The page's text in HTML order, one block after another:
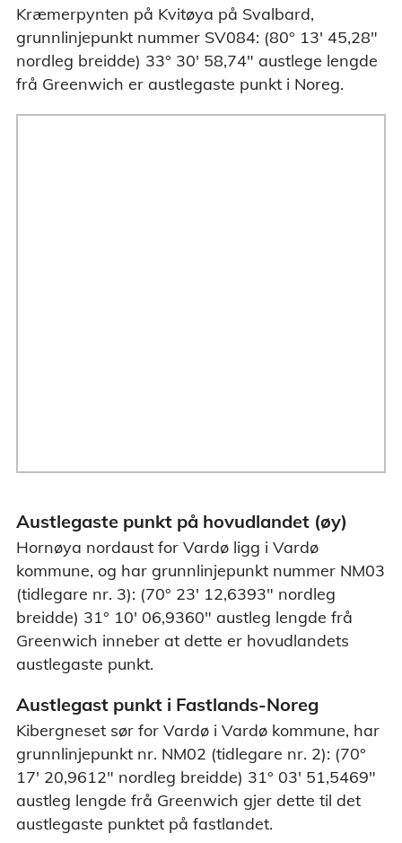
Kræmerpynten på Kvitøya på Svalbard,
grunnlinjepunkt nummer SV084: (80° 13' 45,28"
nordleg breidde) 33° 30' 58,74" austlege lengde
frå Greenwich er austlegaste punkt i Noreg.
Austlegaste punkt på hovudlandet (øy)
Hornøya nordaust for Vardø ligg i Vardø
kommune, og har grunnlinjepunkt nummer NM03
(tidlegare nr. 3): (70° 23' 12,6393" nordleg
breidde) 31° 10' 06,9360" austleg lengde frå
Greenwich inneber at dette er hovudlandets
austlegaste punkt.
Austlegast punkt i Fastlands-Noreg
Kibergneset sør for Vardø i Vardø kommune, har
grunnlinjepunkt nr. NM02 (tidlegare nr. 2): (70°
17' 20,9612" nordleg breidde) 31° 03' 51,5469"
austleg lengde frå Greenwich gjer dette til det
austlegaste punktet på fastlandet.